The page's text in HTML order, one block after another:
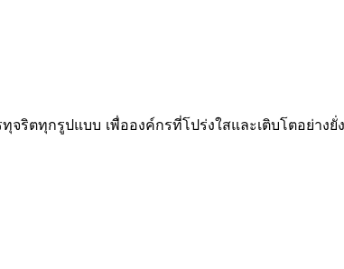
ริตทุกรูปแบบ เพื่อองค์กรที่โปร่งใสและเติบโตอย่างยั่